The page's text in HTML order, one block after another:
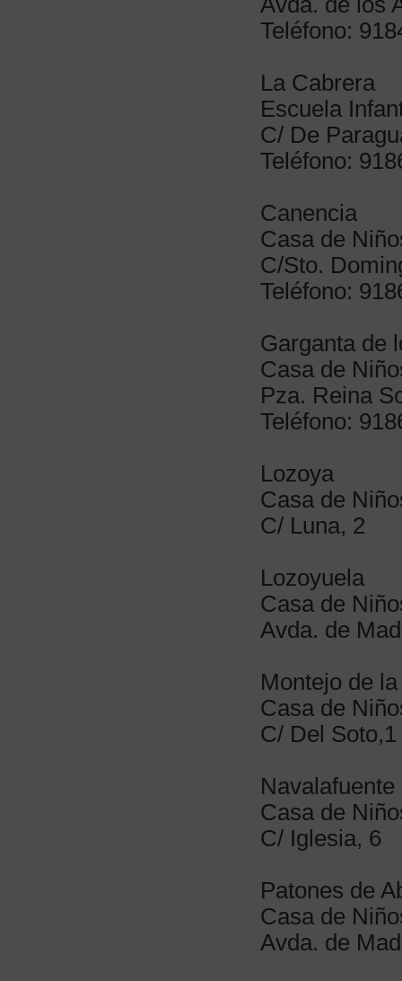
Teléfono:
La Cabrera
Escuela
C/ De
Teléfono:
Canencia
Casa de
C/Sto.
Teléfono:
Garganta de
Casa de
Pza. Reina
Teléfono:
Lozoya
Casa de
C/ Luna, 2
Lozoyuela
Casa de
Avda. de
Montejo de
Casa de
C/ Del Soto,1
Navalafuente
Casa de
C/ Iglesia, 6
Patones de
Casa de
Avda. de